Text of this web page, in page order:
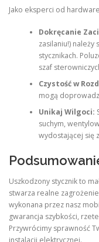
Jako eksperci od
Dokręcanie
zasilaniu!)
stycznikach.
szaf
Czystość w
mogą
Unikaj Wilgoci:
suchym,
wydostającej się
Uszkodzony stycznik to
stwarza realne
wykonana przez nasz
gwarancja szybkości,
Przywrócimy sprawność
instalacji elektrycznej.